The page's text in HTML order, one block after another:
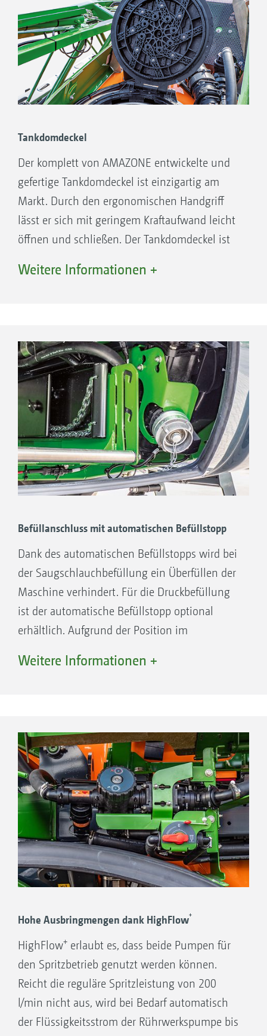
Tankdomdeckel
Der komplett von AMAZONE entwickelte und
gefertige Tankdomdeckel ist einzigartig am
Markt. Durch den ergonomischen Handgriff
lässt er sich mit geringem Kraftaufwand leicht
öffnen und schließen. Der Tankdomdeckel ist
Verriegelung optimal verschlossen.
Weitere Informationen +
Befüllanschluss mit automatischen Befüllstopp
Dank des automatischen Befüllstopps wird bei
der Saugschlauchbefüllung ein Überfüllen der
Maschine verhindert. Für die Druckbefüllung
ist der automatische Befüllstopp optional
erhältlich. Aufgrund der Position im
Druckbefüllung vom Feldrand aus ermöglicht,
Weitere Informationen +
Hohe Ausbringmengen dank HighFlow+
HighFlow+ erlaubt es, dass beide Pumpen für
den Spritzbetrieb genutzt werden können.
Reicht die reguläre Spritzleistung von 200
l/min nicht aus, wird bei Bedarf automatisch
der Flüssigkeitsstrom der Rührwerkspumpe bis